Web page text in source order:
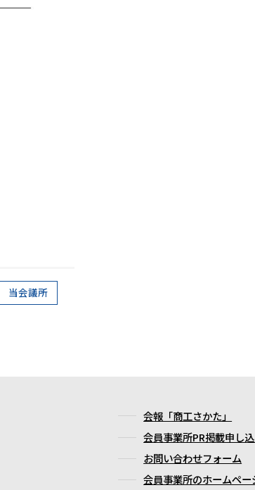
当会議所
会報「商工さかた」
会員事業所PR掲載申し
お問い合わせフォーム
会員事業所のホームペー